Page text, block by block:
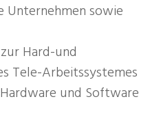
sowie
Hard-und
Tele-Arbeitssystemes
und Software